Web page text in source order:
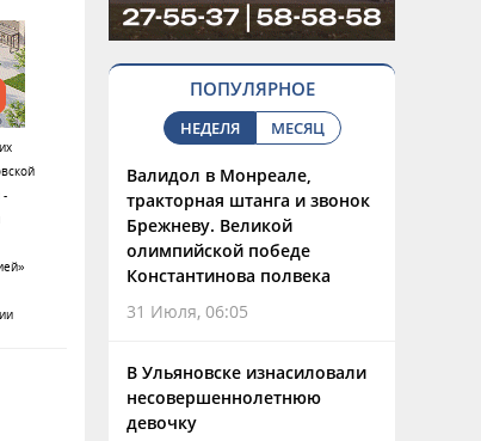
-
ПОПУЛЯРНОЕ
НЕДЕЛЯ МЕСЯЦ
Валидол в Монреале,
тракторная штанга и звонок
Брежневу. Великой
олимпийской победе
Константинова полвека
31 Июля, 06:05
В Ульяновске изнасиловали
несовершеннолетнюю
девочку